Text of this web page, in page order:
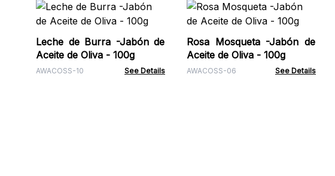
Leche de Burra -Jabón de
Aceite de Oliva - 100g
AWACOSS-10 See Details
Rosa Mosqueta -Jabón de
Aceite de Oliva - 100g
AWACOSS-06 See Details